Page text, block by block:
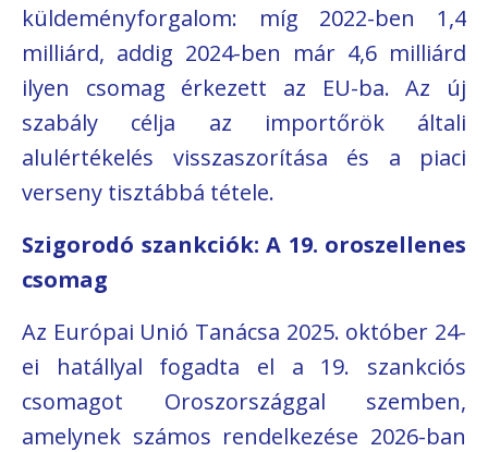
küldeményforgalom: míg 2022-ben 1,4
milliárd, addig 2024-ben már 4,6 milliárd
ilyen csomag érkezett az EU-ba. Az új
szabály célja az importőrök általi
alulértékelés visszaszorítása és a piaci
verseny tisztábbá tétele.
Szigorodó szankciók: A 19. oroszellenes
csomag
Az Európai Unió Tanácsa 2025. október 24-
ei hatállyal fogadta el a 19. szankciós
csomagot Oroszországgal szemben,
amelynek számos rendelkezése 2026-ban